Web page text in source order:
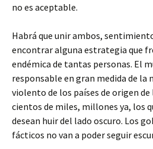
no es aceptable.
Habrá que unir ambos,
encontrar alguna estrategia que
endémica de tantas personas. El
responsable en gran medida de la
violento de los países de origen
cientos de miles, millones ya, los
desean huir del lado oscuro. Los
fácticos no van a poder seguir